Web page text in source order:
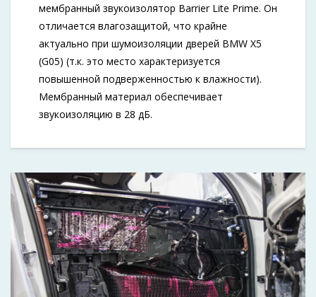
мембранный звукоизолятор Barrier Lite Prime. Он
отличается влагозащитой, что крайне
актуально при шумоизоляции дверей BMW X5
(G05) (т.к. это место характеризуется
повышенной подверженностью к влажности).
Мембранный материал обеспечивает
звукоизоляцию в 28 дБ.